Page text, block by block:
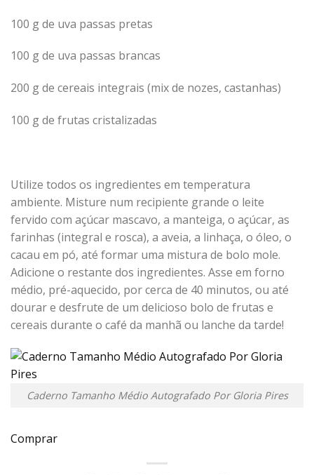
100 g de uva passas pretas
100 g de uva passas brancas
200 g de cereais integrais (mix de nozes, castanhas)
100 g de frutas cristalizadas
Utilize todos os ingredientes em temperatura
ambiente. Misture num recipiente grande o leite
fervido com açúcar mascavo, a manteiga, o açúcar, as
farinhas (integral e rosca), a aveia, a linhaça, o óleo, o
cacau em pó, até formar uma mistura de bolo mole.
Adicione o restante dos ingredientes. Asse em forno
médio, pré-aquecido, por cerca de 40 minutos, ou até
dourar e desfrute de um delicioso bolo de frutas e
cereais durante o café da manhã ou lanche da tarde!
Caderno Tamanho Médio Autografado Por Gloria Pires
Comprar